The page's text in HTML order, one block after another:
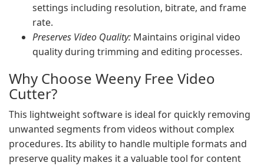
settings including resolution, bitrate, and frame
rate.
Preserves Video Quality: Maintains original video
quality during trimming and editing processes.
Why Choose Weeny Free Video
Cutter?
This lightweight software is ideal for quickly removing
unwanted segments from videos without complex
procedures. Its ability to handle multiple formats and
preserve quality makes it a valuable tool for content